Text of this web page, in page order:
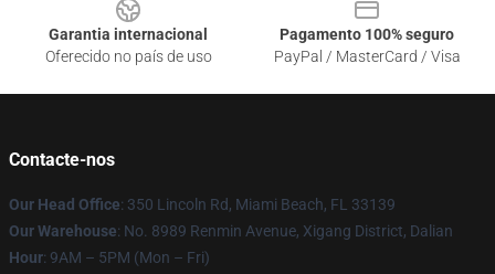
Garantia internacional
Oferecido no país de uso
Pagamento 100% seguro
PayPal / MasterCard / Visa
Contacte-nos
Our Head Office: 350 Lincoln Rd, Miami Beach, FL 33139
Our Warehouse: No. 8989 Renmin Avenue, Xigang District, Dalian
Hour: 9AM – 5PM (Mon – Fri)